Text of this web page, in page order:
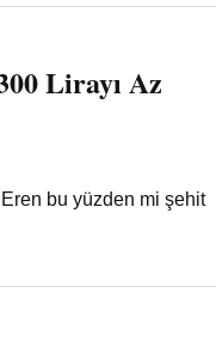
Lirayı Az
Eren bu yüzden mi şehit